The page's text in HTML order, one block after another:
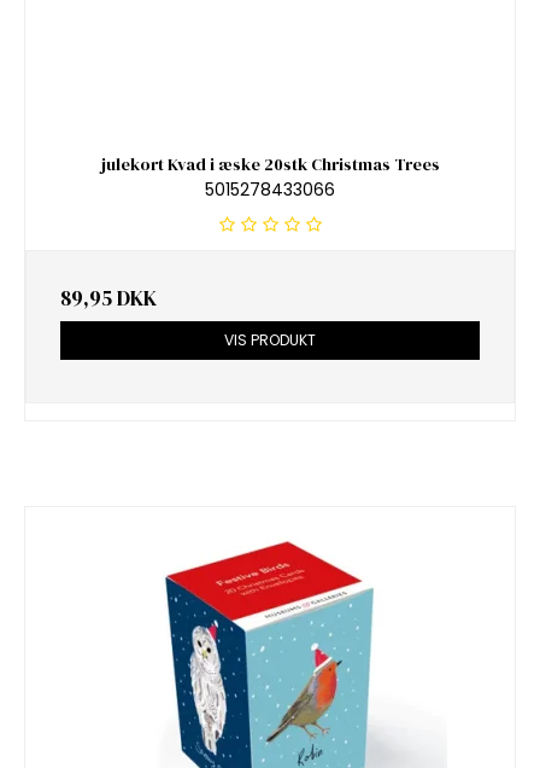
julekort Kvad i æske 20stk Christmas Trees
5015278433066
89,95 DKK
VIS PRODUKT